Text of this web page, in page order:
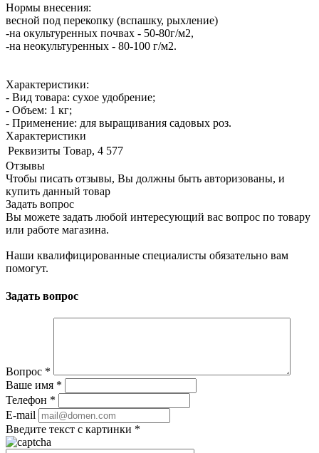
Нормы внесения:
весной под перекопку (вспашку, рыхление)
-на окультуренных почвах - 50-80г/м2,
-на неокультуренных - 80-100 г/м2.
Характеристики:
- Вид товара: сухое удобрение;
- Объем: 1 кг;
- Применение: для выращивания садовых роз.
Характеристики
Реквизиты Товар, 4 577
Отзывы
Чтобы писать отзывы, Вы должны быть авторизованы, и
купить данный товар
Задать вопрос
Вы можете задать любой интересующий вас вопрос по товару
или работе магазина.
Наши квалифицированные специалисты обязательно вам
помогут.
Задать вопрос
Вопрос *
Ваше имя *
Телефон *
E-mail
Введите текст с картинки *